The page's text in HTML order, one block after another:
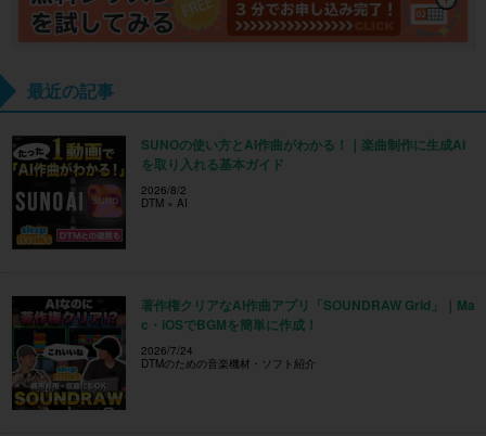
最近の記事
SUNOの使い方とAI作曲がわかる！｜楽曲制作に生成AI
を取り入れる基本ガイド
2026/8/2
DTM × AI
著作権クリアなAI作曲アプリ「SOUNDRAW Grid」｜Ma
c・iOSでBGMを簡単に作成！
2026/7/24
DTMのための音楽機材・ソフト紹介